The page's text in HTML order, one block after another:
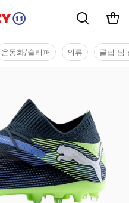
운동화/슬리퍼 의류 클럽 팀